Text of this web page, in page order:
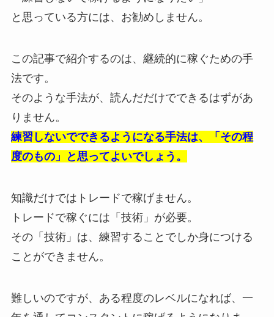
と思っている方には、お勧めしません。
この記事で紹介するのは、継続的に稼ぐための手
法です。
そのような手法が、読んだだけでできるはずがあ
りません。
練習しないでできるようになる手法は、「その程
度のもの」と思ってよいでしょう。
知識だけではトレードで稼げません。
トレードで稼ぐには「技術」が必要。
その「技術」は、練習することでしか身につける
ことができません。
難しいのですが、ある程度のレベルになれば、一